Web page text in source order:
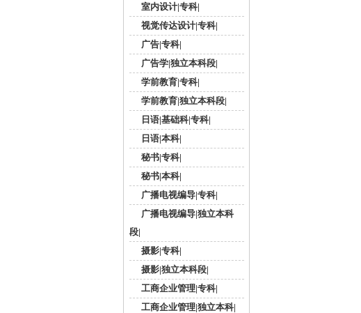
室内设计|专科|
视觉传达设计|专科|
广告|专科|
广告学|独立本科段|
学前教育|专科|
学前教育|独立本科段|
日语|基础科|专科|
日语|本科|
秘书|专科|
秘书|本科|
广播电视编导|专科|
广播电视编导|独立本科
段|
摄影|专科|
摄影|独立本科段|
工商企业管理|专科|
工商企业管理|独立本科|